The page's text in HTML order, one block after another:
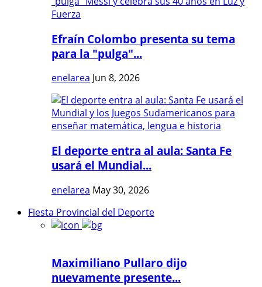
Efraín Colombo presenta su tema
para la "pulga"...
enelarea Jun 8, 2026
El deporte entra al aula: Santa Fe
usará el Mundial...
enelarea May 30, 2026
Fiesta Provincial del Deporte
Maximiliano Pullaro dijo
nuevamente presente...